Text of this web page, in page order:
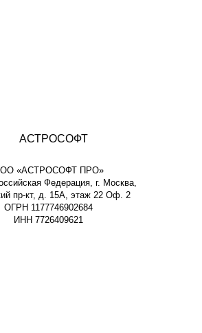
«АСТРОСОФТ ПРО»
Федерация, г. Москва,
пр-кт, д. 15А, этаж 22 Оф. 2
ОГРН 1177746902684
ИНН 7726409621